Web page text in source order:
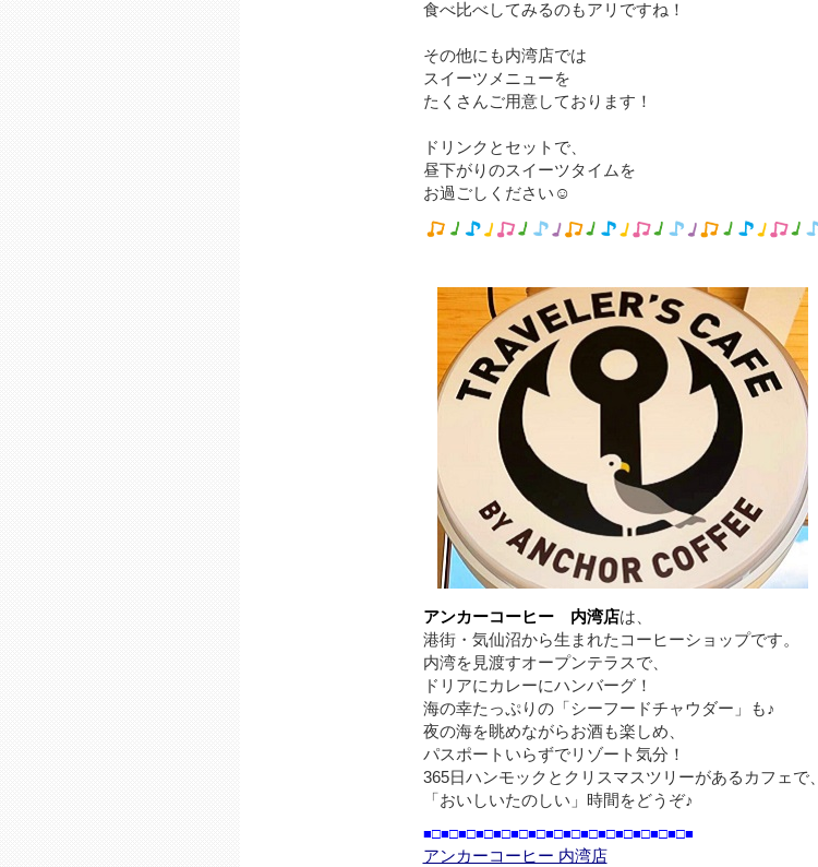
食べ比べしてみるのもアリですね！
その他にも内湾店では
スイーツメニューを
たくさんご用意しております！
ドリンクとセットで、
昼下がりのスイーツタイムを
お過ごしください︎︎︎︎☺︎
アンカーコーヒー 内湾店は、
港街・気仙沼から生まれたコーヒーショップです。
内湾を見渡すオープンテラスで、
ドリアにカレーにハンバーグ！
海の幸たっぷりの「シーフードチャウダー」も♪
夜の海を眺めながらお酒も楽しめ、
パスポートいらずでリゾート気分！
365日ハンモックとクリスマスツリーがあるカフェで、
「おいしいたのしい」時間をどうぞ♪
■□■□■□■□■□■□■□■□■□■□■□■□■□■□■□■
アンカーコーヒー 内湾店